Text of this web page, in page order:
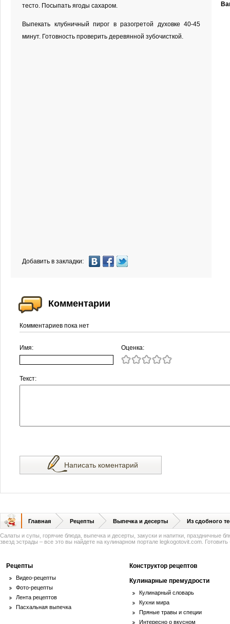
тесто. Посыпать ягоды сахаром.
Выпекать клубничный пирог в разогретой духовке 40-45
минут. Готовность проверить деревянной зубочисткой.
Добавить в закладки:
Комментарии
Комментариев пока нет
Имя: Оценка:
Текст:
Написать коментарий
Главная Рецепты Выпечка и десерты Из сдобного
Салаты и супы, горячие блюда, выпечка и десерты, закуски и напитки, праздничные
звезд эстрады – все это вы найдете на кулинарном портале legkogotovit.com. Готовить
Рецепты
Видео-рецепты
Фото-рецепты
Лента рецептов
Пасхальная выпечка
Конструктор рецептов
Кулинарные премудрости
Кулинарный словарь
Кухни мира
Пряные травы и специи
Интересно о вкусном